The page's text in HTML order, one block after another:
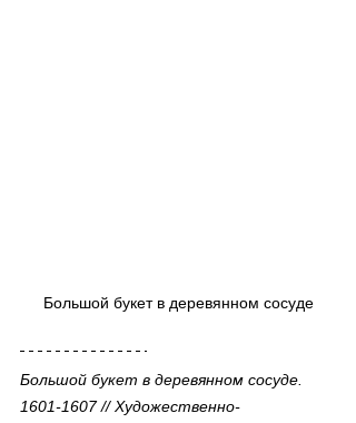
Большой букет в деревянном сосуде
Большой букет в деревянном сосуде.
1601-1607 // Художественно-